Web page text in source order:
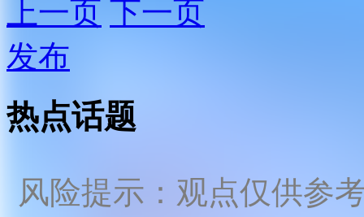
上一页 下一页
发布
热点话题
风险提示：观点仅供参